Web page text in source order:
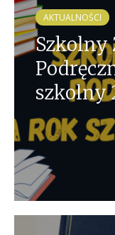
AKTUALNOŚCI
Szkolny
szkolny